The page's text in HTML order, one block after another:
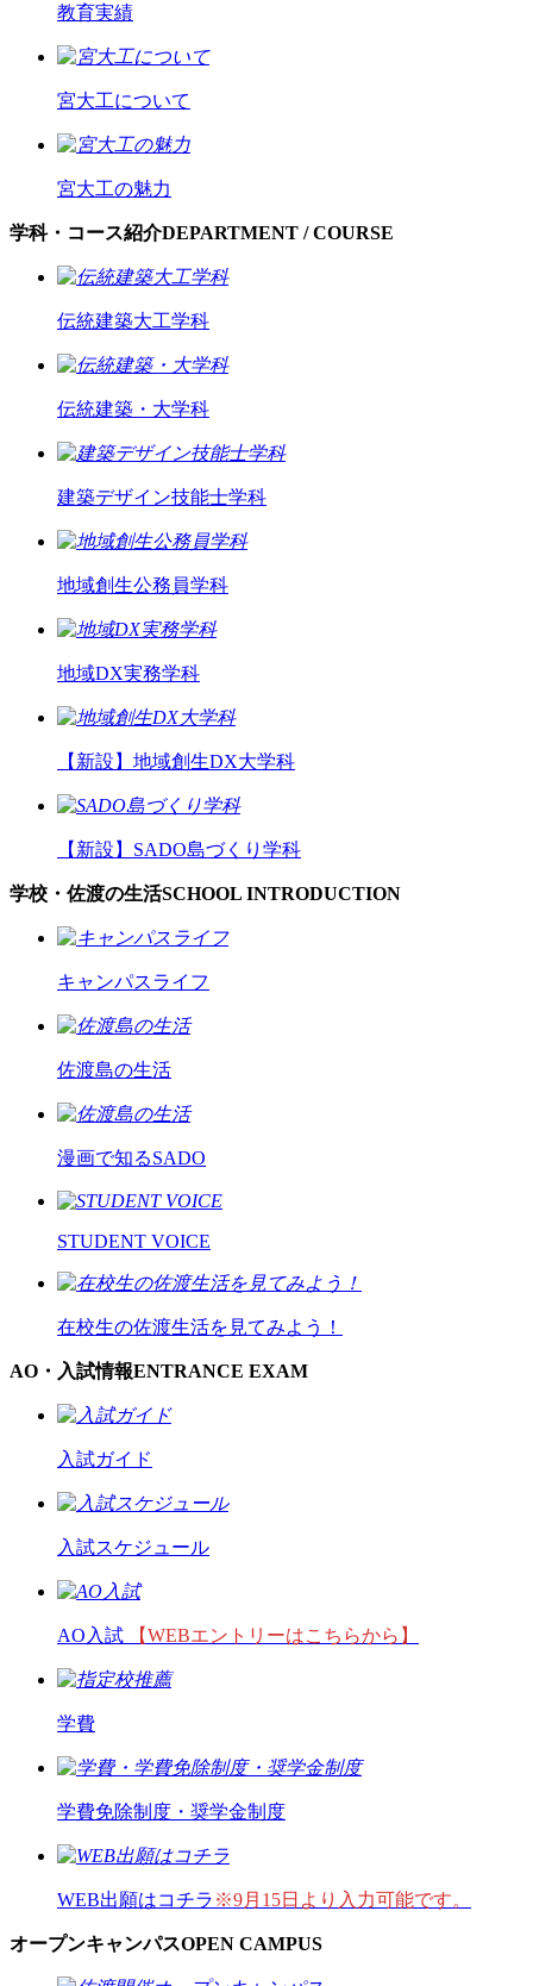
教育実績
宮大工について
宮大工の魅力
学科・コース紹介DEPARTMENT / COURSE
伝統建築大工学科
伝統建築・大学科
建築デザイン技能士学科
地域創生公務員学科
地域DX実務学科
【新設】 地域創生DX大学科
【新設】 SADO島づくり学科
学校・佐渡の生活SCHOOL INTRODUCTION
キャンパスライフ
佐渡島の生活
漫画で知るSADO
STUDENT VOICE
在校生の佐渡生活を見てみよう！
AO・入試情報ENTRANCE EXAM
入試ガイド
入試スケジュール
AO入試 【WEBエントリーはこちらから】
学費
学費免除制度・奨学金制度
WEB出願はコチラ ※9月15日より入力可能です。
オープンキャンパスOPEN CAMPUS